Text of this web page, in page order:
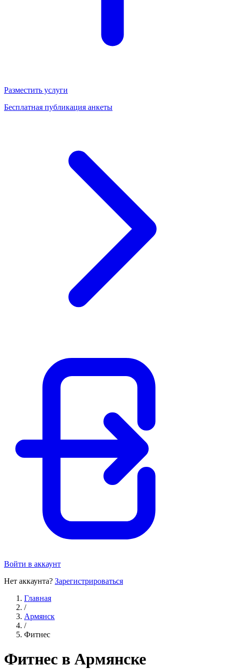
Разместить услуги
Бесплатная публикация анкеты
Войти в аккаунт
Нет аккаунта? Зарегистрироваться
Главная
/
Армянск
/
Фитнес
Фитнес в Армянске